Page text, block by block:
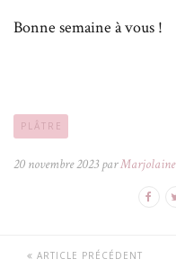
Bonne semaine à vous !
PLÂTRE
20 novembre 2023 parMarjolaine
ARTICLE PRÉCÉDENT